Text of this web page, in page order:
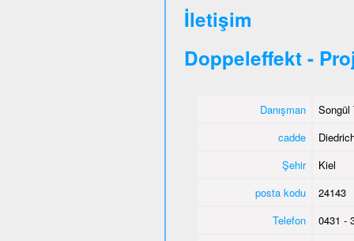
İletişim
Doppeleffekt -
Danışman
Songül
cadde
Şehir
Kiel
posta kodu
24143
Telefon
0431 -